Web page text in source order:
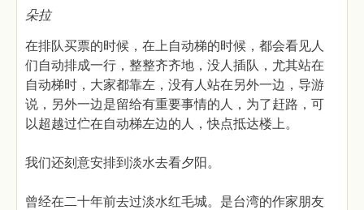
朵拉
在排队买票的时候，在上自动梯的时候，都会看见人
们自动排成一行，整整齐齐地，没人插队，尤其站在
自动梯时，大家都靠左，没有人站在另外一边，导游
说，另外一边是留给有重要事情的人，为了赶路，可
以超越过伫在自动梯左边的人，快点抵达楼上。
我们还刻意安排到淡水去看夕阳。
曾经在二十年前去过淡水红毛城。是台湾的作家朋友